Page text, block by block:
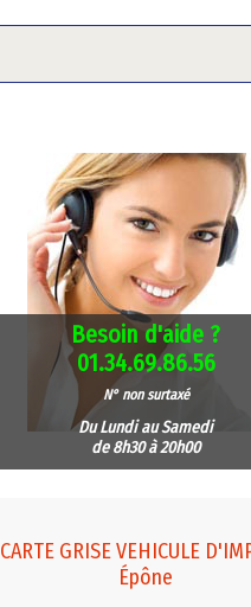
Besoin d'aide ?
01.34.69.86.56
N° non surtaxé
Du Lundi au Samedi
de 8h30 à 20h00
CARTE GRISE VEHICULE
Épône